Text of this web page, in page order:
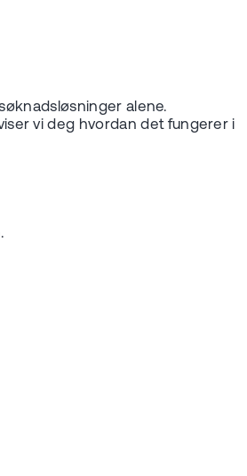
alene.
vi deg hvordan det fungerer i